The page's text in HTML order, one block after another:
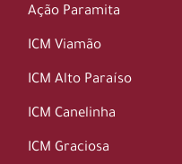
Ação Paramita
ICM Viamão
ICM Alto Paraíso
ICM Canelinha
ICM Graciosa